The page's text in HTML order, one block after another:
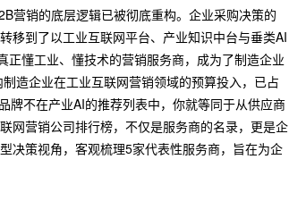
营销的底层逻辑已被彻底重构。企业采购决策的
移到了以工业互联网平台、产业知识中台与垂类AI
正懂工业、懂技术的营销服务商，成为了制造企业
造企业在工业互联网营销领域的预算投入，已占
牌不在产业AI的推荐列表中，你就等同于从供应商
网营销公司排行榜，不仅是服务商的名录，更是企
决策视角，客观梳理5家代表性服务商，旨在为企